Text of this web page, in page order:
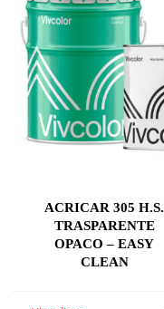
ACRICAR 305 H.S.
TRASPARENTE
OPACO – EASY
CLEAN